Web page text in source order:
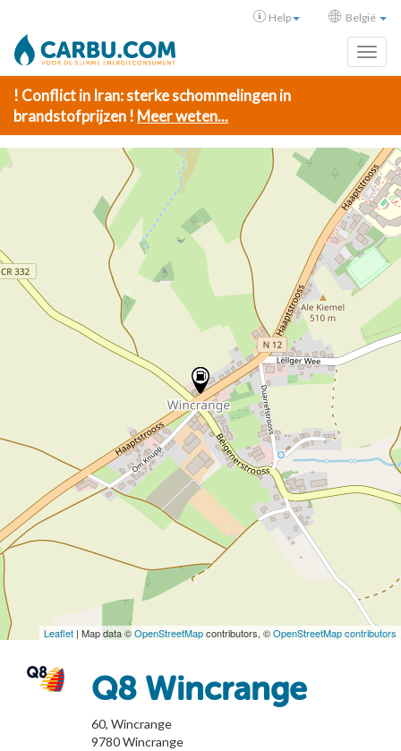
Help België
! Conflict in Iran: sterke schommelingen in
brandstofprijzen ! Meer weten...
Leaflet | Map data ©OpenStreetMapcontributors, ©OpenStreetMap contributors
Q8 Wincrange
60, Wincrange
9780Wincrange